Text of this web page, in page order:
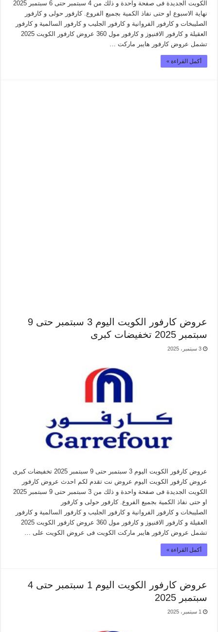
الكويت الجديدة فى صفحة واحدة و ذلك من 4 سبتمبر حتى 6 سبتمبر 2025
نهاية الاسبوع او حتى نفاذ الكمية بجميع الفروع. كارفور حولى و كارفور
الصليبخات و كارفور الفروانية و كارفور الجليب و كارفور السالمية و كارفور
العقيلة و كارفور الافنيوز و كارفور مول 360 عروض كارفور الكويت 2025
تشمل عروض كارفور هايبر ماركت …
أكمل القراءة »
عروض كارفور الكويت اليوم 3 سبتمبر حتى 9
سبتمبر 2025 تخفيضات كبرى
3 سبتمبر، 2025
عروض كارفور الكويت اليوم 3 سبتمبر حتى 9 سبتمبر 2025 تخفيضات كبرى
عروض كارفور الكويت اليوم عروض نت تقدم لكم احدث عروض كارفور
الكويت الجديدة فى صفحة واحدة و ذلك من 3 سبتمبر حتى 9 سبتمبر 2025
او حتى نفاذ الكمية بجميع الفروع. كارفور حولى و كارفور
الصليبخات و كارفور الفروانية و كارفور الجليب و كارفور السالمية و كارفور
العقيلة و كارفور الافنيوز و كارفور مول 360 عروض كارفور الكويت 2025
تشمل عروض كارفور هايبر ماركت الكويت فى عروض الكويت على …
أكمل القراءة »
عروض كارفور الكويت اليوم 1 سبتمبر حتى 4
سبتمبر 2025
1 سبتمبر، 2025